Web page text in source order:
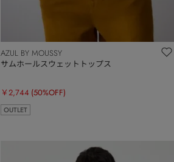
AZUL BY MOUSSY
サムホールスウェットトップス
￥2,744 (50%OFF)
OUTLET